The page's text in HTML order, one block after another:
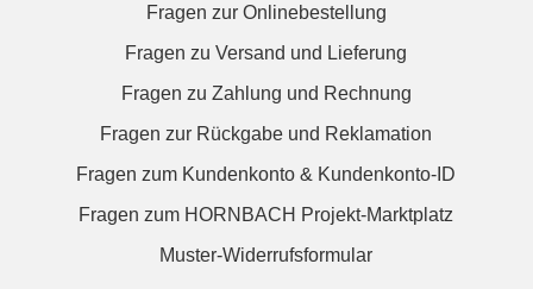
Fragen zur Onlinebestellung
Fragen zu Versand und Lieferung
Fragen zu Zahlung und Rechnung
Fragen zur Rückgabe und Reklamation
Fragen zum Kundenkonto & Kundenkonto-ID
Fragen zum HORNBACH Projekt-Marktplatz
Muster-Widerrufsformular